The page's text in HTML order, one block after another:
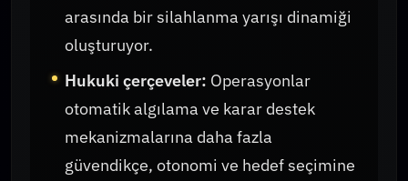
arasında bir silahlanma yarışı dinamiği
oluşturuyor.
Hukuki çerçeveler: Operasyonlar
otomatik algılama ve karar destek
mekanizmalarına daha fazla
güvendikçe, otonomi ve hedef seçimine